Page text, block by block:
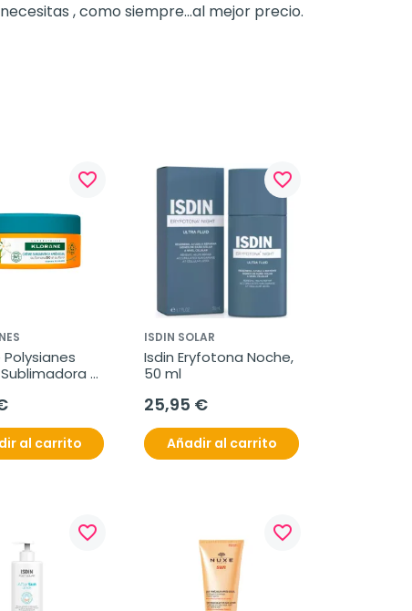
, como siempre...al mejor precio.
favorite_border
ml
al carrito
favorite_border
ISDIN SOLAR
Isdin Eryfotona Noche,
50 ml
25,95 €
Añadir al carrito
favorite_border favorite_border